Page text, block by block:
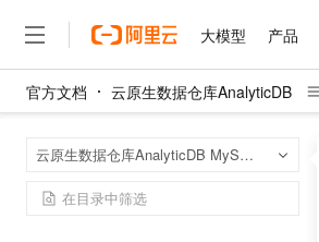
大模型 产品
官方文档 云原生数据仓库AnalyticDB
云原生数据仓库AnalyticDB MySQL版
大模型
产品
解决方案
权益
定价
云市场
伙伴
服务
了解阿里云